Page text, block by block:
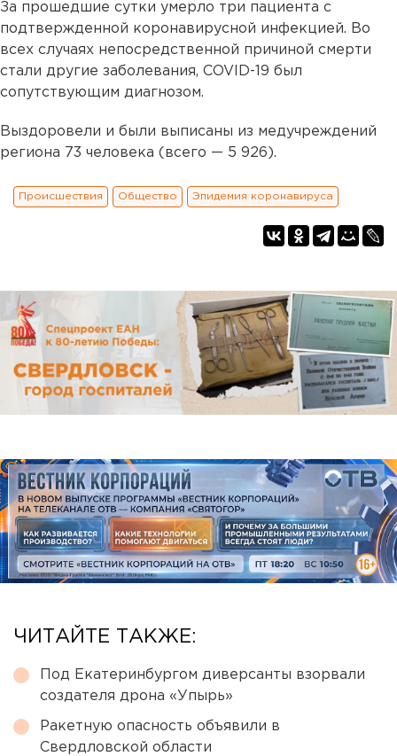
За прошедшие сутки умерло три пациента с
подтвержденной коронавирусной инфекцией. Во
всех случаях непосредственной причиной смерти
стали другие заболевания, COVID-19 был
сопутствующим диагнозом.
Выздоровели и были выписаны из медучреждений
региона 73 человека (всего — 5 926).
Происшествия Общество Эпидемия коронавируса
ЧИТАЙТЕ ТАКЖЕ:
Под Екатеринбургом диверсанты взорвали
создателя дрона «Упырь»
Ракетную опасность объявили в
Свердловской области